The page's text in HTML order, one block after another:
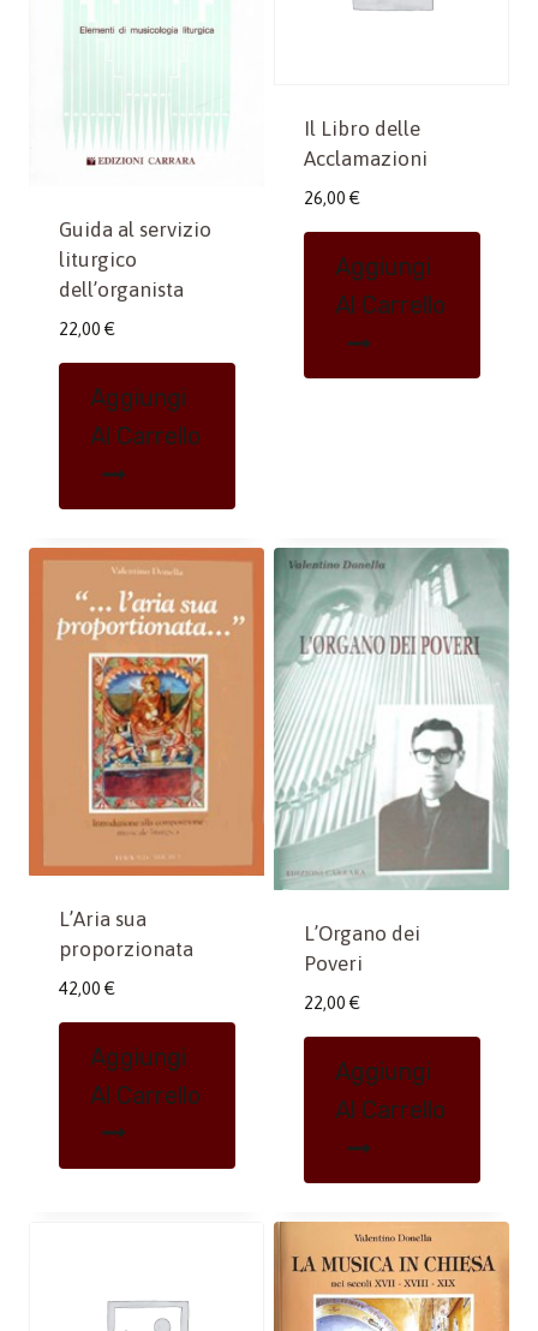
Guida al servizio
liturgico
dell’organista
22,00 €
Aggiungi
Al Carrello
Il Libro delle
Acclamazioni
26,00 €
Aggiungi
Al Carrello
L’Aria sua
proporzionata
42,00 €
Aggiungi
Al Carrello
L’Organo dei
Poveri
22,00 €
Aggiungi
Al Carrello